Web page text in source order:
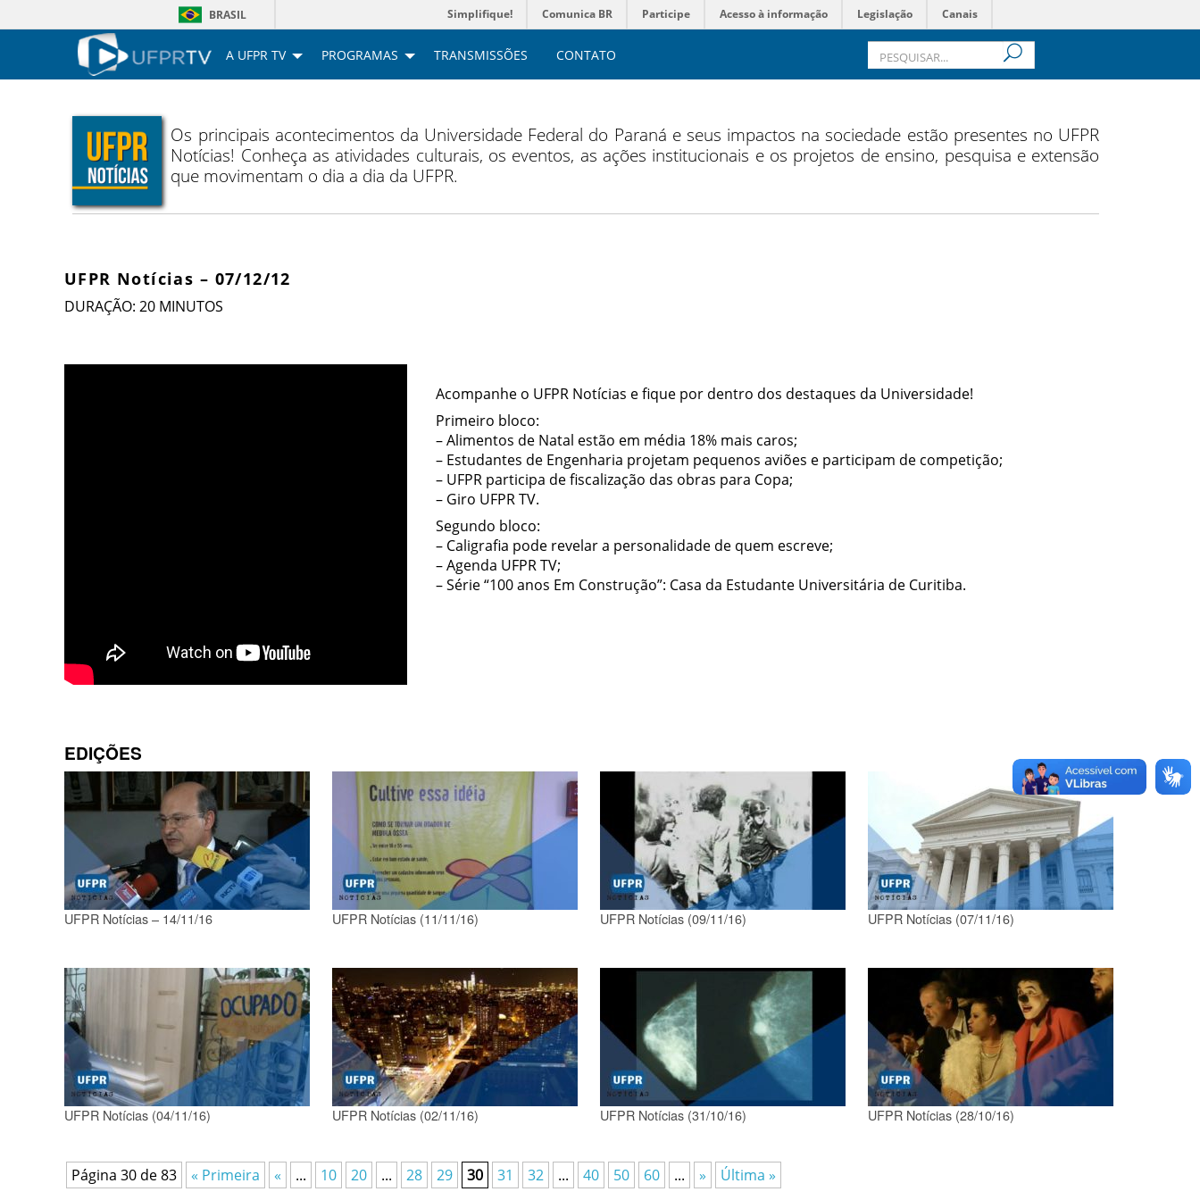
BRASIL Simplifique! Comunica BR Participe Acesso à informação Legislação Canais
A UFPR TV PROGRAMAS TRANSMISSÕES CONTATO
Os principais acontecimentos da Universidade Federal do Paraná e seus impactos na sociedade estão presentes no UFPR
Notícias! Conheça as atividades culturais, os eventos, as ações institucionais e os projetos de ensino, pesquisa e extensão
que movimentam o dia a dia da UFPR.
UFPR Notícias – 07/12/12
DURAÇÃO: 20 MINUTOS
Acompanhe o UFPR Notícias e fique por dentro dos destaques da Universidade!
Primeiro bloco:
– Alimentos de Natal estão em média 18% mais caros;
– Estudantes de Engenharia projetam pequenos aviões e participam de competição;
– UFPR participa de fiscalização das obras para Copa;
– Giro UFPR TV.
Segundo bloco:
– Caligrafia pode revelar a personalidade de quem escreve;
– Agenda UFPR TV;
– Série “100 anos Em Construção”: Casa da Estudante Universitária de Curitiba.
EDIÇÕES
UFPR Notícias – 14/11/16 UFPR Notícias (11/11/16) UFPR Notícias (09/11/16) UFPR Notícias (07/11/16)
UFPR Notícias (04/11/16) UFPR Notícias (02/11/16) UFPR Notícias (31/10/16) UFPR Notícias (28/10/16)
Página 30 de 83 « Primeira « ... 10 20 ... 28 29 30 31 32 ... 40 50 60 ... » Última »